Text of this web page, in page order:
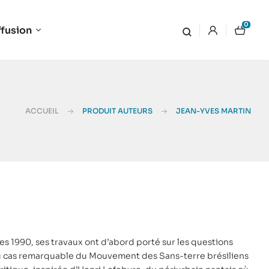
0
ACCUEIL PRODUIT AUTEURS JEAN-YVES MARTIN
1990, ses travaux ont d’abord porté sur les questions
cas remarquable du Mouvement des Sans-terre brésiliens